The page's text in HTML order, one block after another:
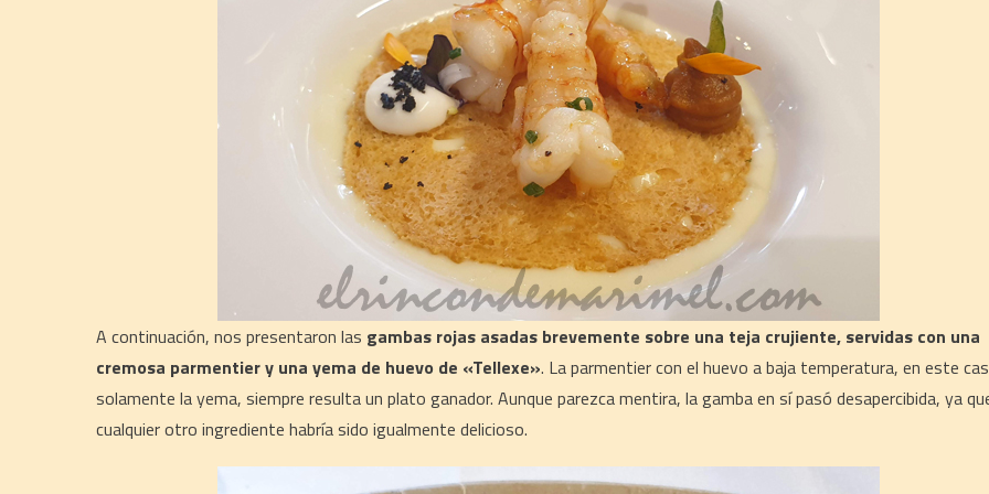
A continuación, nos presentaron las gambas rojas asadas brevemente sobre una teja crujiente, servidas con una
cremosa parmentier y una yema de huevo de «Tellexe». La parmentier con el huevo a baja temperatura, en este
solamente la yema, siempre resulta un plato ganador. Aunque parezca mentira, la gamba en sí pasó desapercibida, ya
cualquier otro ingrediente habría sido igualmente delicioso.